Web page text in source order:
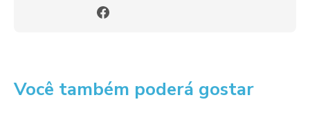
Você também poderá gostar